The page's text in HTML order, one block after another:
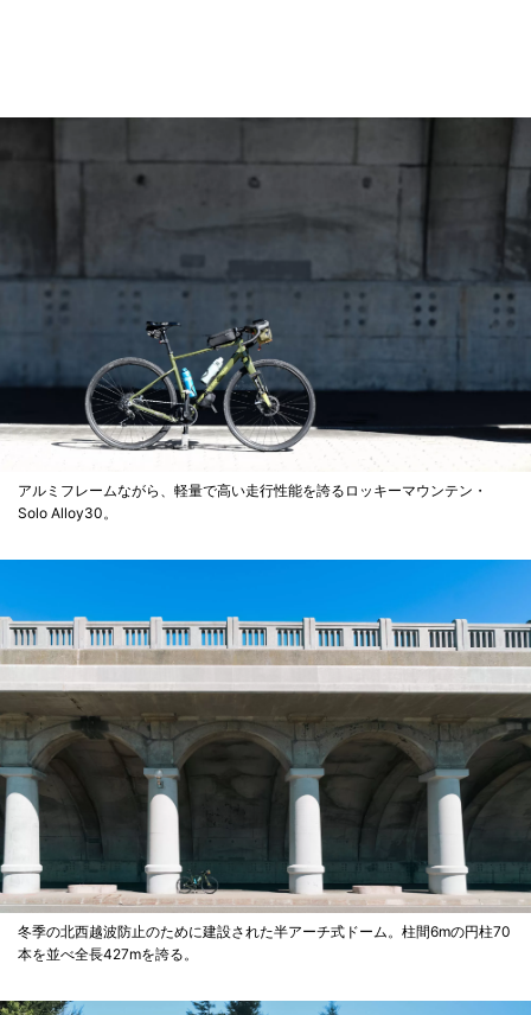
アルミフレームながら、軽量で高い走行性能を誇るロッキーマウンテン・
Solo Alloy30。
冬季の北西越波防止のために建設された半アーチ式ドーム。柱間6mの円柱70
本を並べ全長427mを誇る。